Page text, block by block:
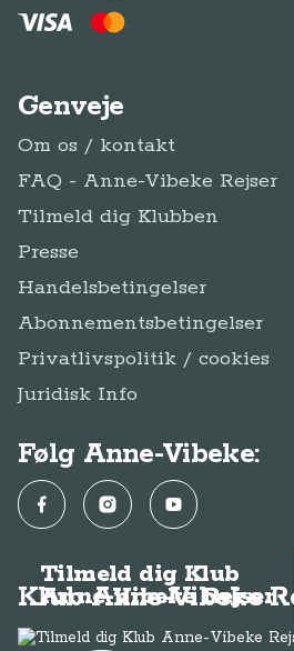
Genveje
Om os / kontakt
FAQ - Anne-Vibeke Rejser
Tilmeld dig Klubben
Presse
Handelsbetingelser
Abonnementsbetingelser
Privatlivspolitik / cookies
Juridisk Info
Følg Anne-Vibeke:
FacebookInstagramYouTube
Klub Anne-Vibeke
Tilmeld dig Klub
Anne-Vibeke Rejser